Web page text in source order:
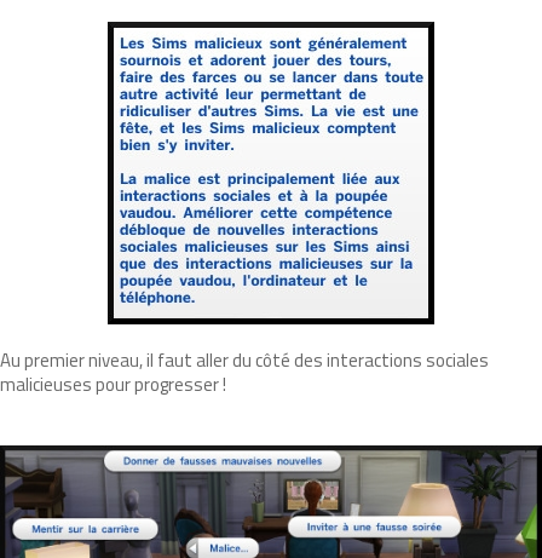
Au premier niveau, il faut aller du côté des interactions sociales
malicieuses pour progresser !